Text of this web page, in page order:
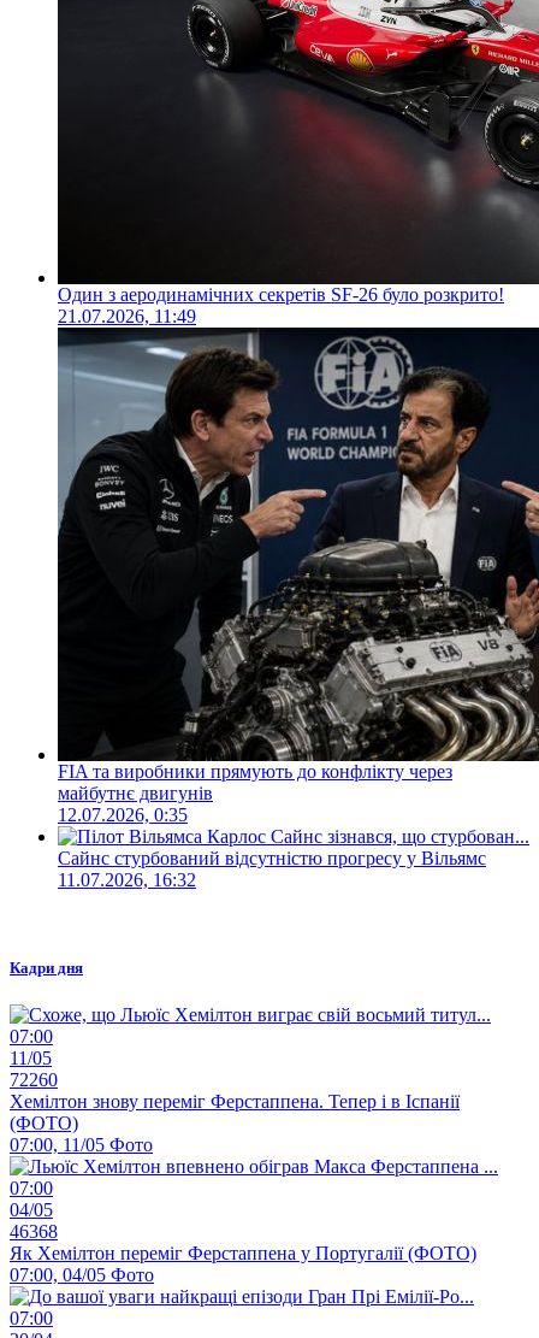
Один з аеродинамічних секретів SF-26 було розкрито!
21.07.2026, 11:49
FIA та виробники прямують до конфлікту через
майбутнє двигунів
12.07.2026, 0:35
Сайнс стурбований відсутністю прогресу у Вільямс
11.07.2026, 16:32
Кадри дня
07:00
11/05
72260
Хемілтон знову переміг Ферстаппена. Тепер і в Іспанії
(ФОТО)
07:00, 11/05 Фото
07:00
04/05
46368
Як Хемілтон переміг Ферстаппена у Португалії (ФОТО)
07:00, 04/05 Фото
07:00